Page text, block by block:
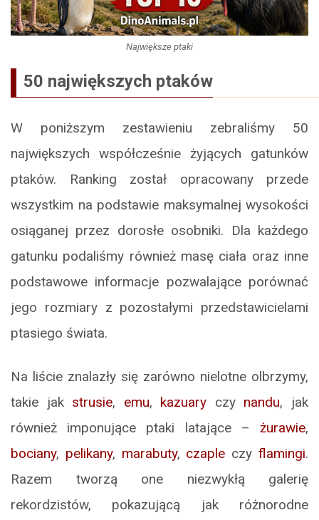
Największe ptaki
50 największych ptaków
W poniższym zestawieniu zebraliśmy 50
największych współcześnie żyjących gatunków
ptaków. Ranking został opracowany przede
wszystkim na podstawie maksymalnej wysokości
osiąganej przez dorosłe osobniki. Dla każdego
gatunku podaliśmy również masę ciała oraz inne
podstawowe informacje pozwalające porównać
jego rozmiary z pozostałymi przedstawicielami
ptasiego świata.
Na liście znalazły się zarówno nielotne olbrzymy,
takie jak strusie, emu, kazuary czy nandu, jak
również imponujące ptaki latające – żurawie,
bociany, pelikany, marabuty, czaple czyflamingi.
Razem tworzą one niezwykłą galerię
rekordzistów, pokazującą jak różnorodne